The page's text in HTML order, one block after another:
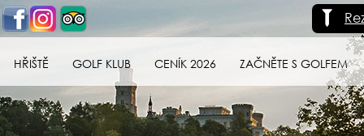
HŘIŠTĚ GOLF KLUB CENÍK 2026 ZAČNĚTE S GOLFEM